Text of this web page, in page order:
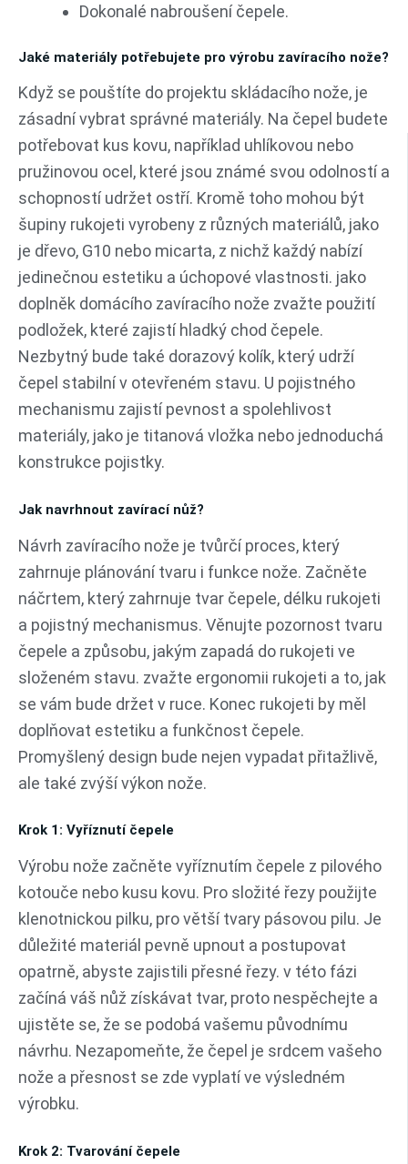
Dokonalé nabroušení čepele.
Jaké materiály potřebujete pro výrobu zavíracího nože?
Když se pouštíte do projektu skládacího nože, je
zásadní vybrat správné materiály. Na čepel budete
potřebovat kus kovu, například uhlíkovou nebo
pružinovou ocel, které jsou známé svou odolností a
schopností udržet ostří. Kromě toho mohou být
šupiny rukojeti vyrobeny z různých materiálů, jako
je dřevo, G10 nebo micarta, z nichž každý nabízí
jedinečnou estetiku a úchopové vlastnosti. jako
doplněk domácího zavíracího nože zvažte použití
podložek, které zajistí hladký chod čepele.
Nezbytný bude také dorazový kolík, který udrží
čepel stabilní v otevřeném stavu. U pojistného
mechanismu zajistí pevnost a spolehlivost
materiály, jako je titanová vložka nebo jednoduchá
konstrukce pojistky.
Jak navrhnout zavírací nůž?
Návrh zavíracího nože je tvůrčí proces, který
zahrnuje plánování tvaru i funkce nože. Začněte
náčrtem, který zahrnuje tvar čepele, délku rukojeti
a pojistný mechanismus. Věnujte pozornost tvaru
čepele a způsobu, jakým zapadá do rukojeti ve
složeném stavu. zvažte ergonomii rukojeti a to, jak
se vám bude držet v ruce. Konec rukojeti by měl
doplňovat estetiku a funkčnost čepele.
Promyšlený design bude nejen vypadat přitažlivě,
ale také zvýší výkon nože.
Krok 1: Vyříznutí čepele
Výrobu nože začněte vyříznutím čepele z pilového
kotouče nebo kusu kovu. Pro složité řezy použijte
klenotnickou pilku, pro větší tvary pásovou pilu. Je
důležité materiál pevně upnout a postupovat
opatrně, abyste zajistili přesné řezy. v této fázi
začíná váš nůž získávat tvar, proto nespěchejte a
ujistěte se, že se podobá vašemu původnímu
návrhu. Nezapomeňte, že čepel je srdcem vašeho
nože a přesnost se zde vyplatí ve výsledném
výrobku.
Krok 2: Tvarování čepele